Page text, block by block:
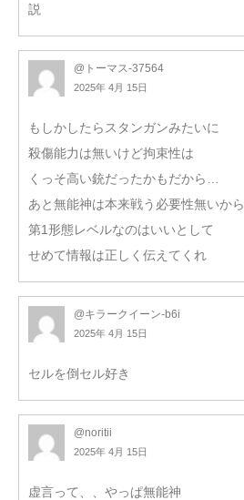
説
@トーマス-37564
2025年 4月 15日
もしかしたらスタンガンみたいに
殺傷能力は無いけど拘束性は
くっそ高い銃だったかもだから…
あと無能神は本来戦う必要性無いから
第1形態レベルなのはいいとして
せめて情報は正しく伝えてくれ
@キラークイーン-b6i
2025年 4月 15日
セルを倒セル好き
@noritii
2025年 4月 15日
虚言って、、やっぱ無能神